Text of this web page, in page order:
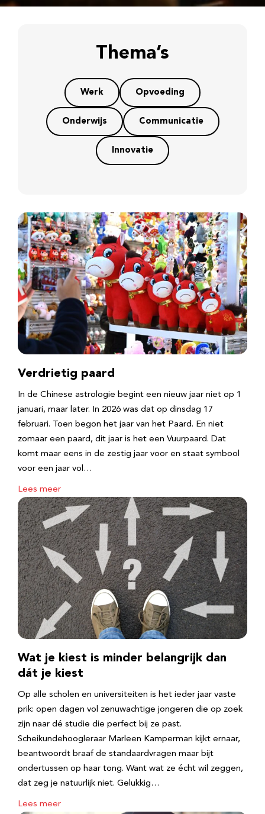
Thema’s
Werk Opvoeding
Onderwijs Communicatie
Innovatie
Verdrietig paard
In de Chinese astrologie begint een nieuw jaar niet op 1
januari, maar later. In 2026 was dat op dinsdag 17
februari. Toen begon het jaar van het Paard. En niet
zomaar een paard, dit jaar is het een Vuurpaard. Dat
komt maar eens in de zestig jaar voor en staat symbool
voor een jaar vol…
Lees meer
Wat je kiest is minder belangrijk dan
dát je kiest
Op alle scholen en universiteiten is het ieder jaar vaste
prik: open dagen vol zenuwachtige jongeren die op zoek
zijn naar dé studie die perfect bij ze past.
Scheikundehoogleraar Marleen Kamperman kijkt ernaar,
beantwoordt braaf de standaardvragen maar bijt
ondertussen op haar tong. Want wat ze écht wil zeggen,
dat zeg je natuurlijk niet. Gelukkig…
Lees meer